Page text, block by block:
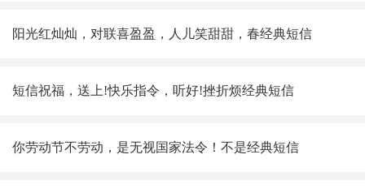
阳光红灿灿，对联喜盈盈，人儿笑甜甜，春经典短信
短信祝福，送上!快乐指令，听好!挫折烦经典短信
你劳动节不劳动，是无视国家法令！不是经典短信